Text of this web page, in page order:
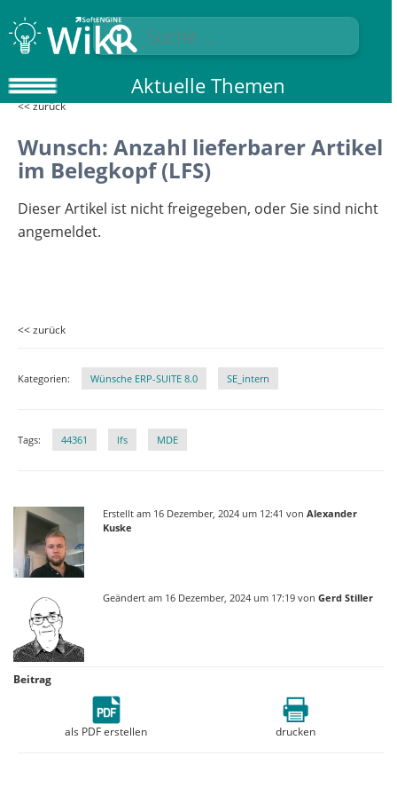
Aktuelle Themen
<< zurück
Wunsch: Anzahl lieferbarer Artikel
im Belegkopf (LFS)
Dieser Artikel ist nicht freigegeben, oder Sie sind nicht
angemeldet.
<< zurück
Kategorien: Wünsche ERP-SUITE 8.0 SE_intern
Tags: 44361 lfs MDE
Erstellt am 16 Dezember, 2024 um 12:41 vonAlexander
Kuske
Geändert am 16 Dezember, 2024 um 17:19 vonGerd Stiller
Beitrag
als PDF erstellen drucken